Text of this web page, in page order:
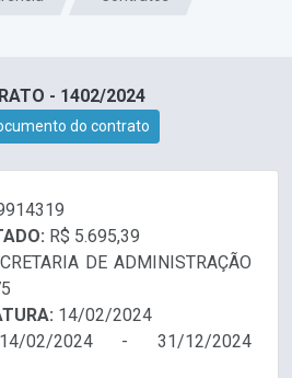
- 1402/2024
do contrato
R$ 5.695,39
DE ADMINISTRAÇÃO
14/02/2024
14/02/2024 - 31/12/2024